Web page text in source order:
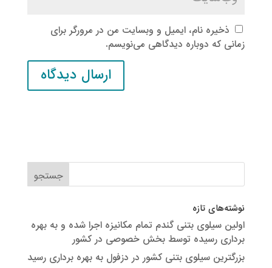
ذخیره نام، ایمیل و وبسایت من در مرورگر برای
زمانی که دوباره دیدگاهی می‌نویسم.
نوشته‌های تازه
اولین سیلوی بتنی گندم تمام مکانیزه اجرا شده و به بهره
برداری رسیده توسط بخش خصوصی در کشور
بزرگترین سیلوی بتنی کشور در دزفول به بهره برداری رسید